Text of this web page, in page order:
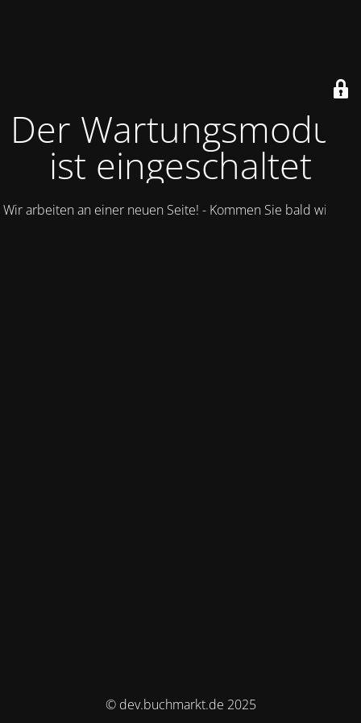
Der Wartungsmodus
ist eingeschaltet
Wir arbeiten an einer neuen Seite! - Kommen Sie bald wieder.
© dev.buchmarkt.de 2025